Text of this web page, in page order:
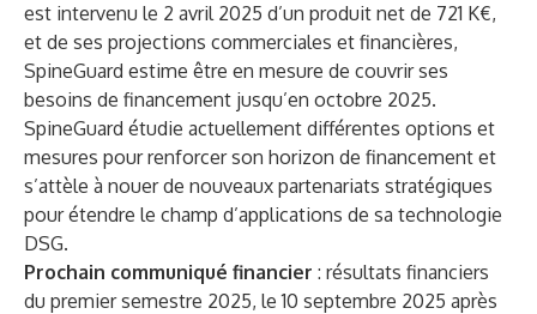
est intervenu le 2 avril 2025 d’un produit net de 721 K€,
et de ses projections commerciales et financières,
SpineGuard estime être en mesure de couvrir ses
besoins de financement jusqu’en octobre 2025.
SpineGuard étudie actuellement différentes options et
mesures pour renforcer son horizon de financement et
s’attèle à nouer de nouveaux partenariats stratégiques
pour étendre le champ d’applications de sa technologie
DSG.
Prochain communiqué financier : résultats financiers
du premier semestre 2025, le 10 septembre 2025 après